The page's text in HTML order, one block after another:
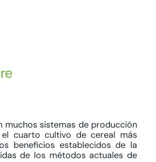
muchos sistemas de producción
cuarto cultivo de cereal más
beneficios establecidos de la
de los métodos actuales de